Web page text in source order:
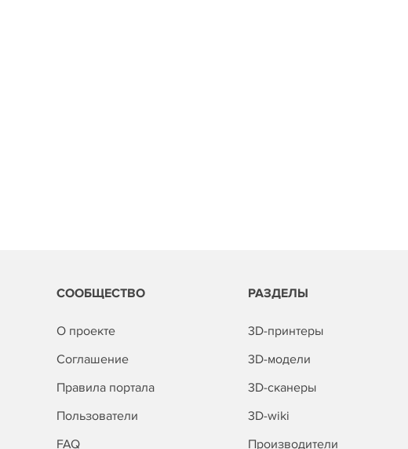
СООБЩЕСТВО
О проекте
Соглашение
Правила портала
Пользователи
FAQ
РАЗДЕЛЫ
3D-принтеры
3D-модели
3D-сканеры
3D-wiki
Производители